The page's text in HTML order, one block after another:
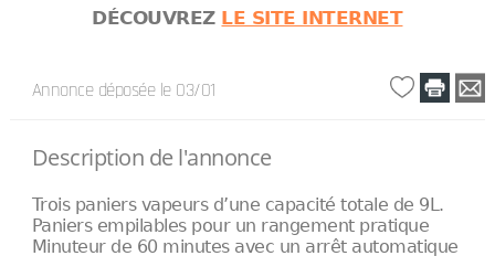
DÉCOUVREZ LE SITE INTERNET
Annonce déposée le 03/01
Description de l'annonce
Trois paniers vapeurs d’une capacité totale de 9L.
Paniers empilables pour un rangement pratique
Minuteur de 60 minutes avec un arrêt automatique